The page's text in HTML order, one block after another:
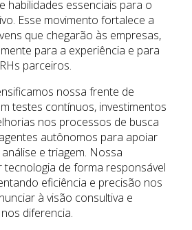
habilidades essenciais para o
Esse movimento fortalece a
que chegarão às empresas,
para a experiência e para
parceiros.
nossa frente de
testes contínuos, investimentos
nos processos de busca
autônomos para apoiar
e triagem. Nossa
tecnologia de forma responsável
eficiência e precisão nos
à visão consultiva e
diferencia.